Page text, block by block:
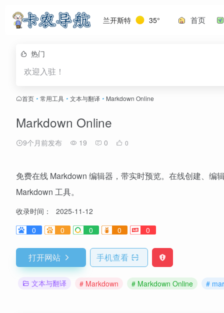
兰开斯特 35° 首页
热门
欢迎入驻！
首页 • 常用工具 • 文本与翻译 • Markdown Online
Markdown Online
9个月前发布 19 0 0
免费在线 Markdown 编辑器，带实时预览。在线创建、编
Markdown 工具。
收录时间：
2025-11-12
0
0 0 0 0
打开网站 手机查看
文本与翻译 # Markdown # Markdown Online #